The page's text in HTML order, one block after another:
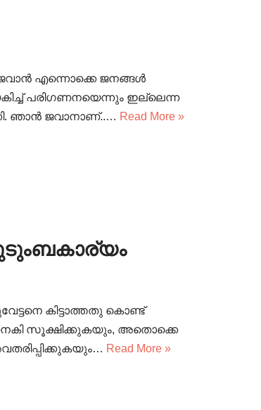
എന്നൊക്കെ ജനങ്ങൾ
പരിഗണനയെന്നും ഇല്ലെന്ന
ഞാൻ ജവാനാണ്..… Read More »
കിട്ടാത്തതു കൊണ്ട്
സൂക്ഷിക്കുകയും, അതൊക്കെ
Read More »